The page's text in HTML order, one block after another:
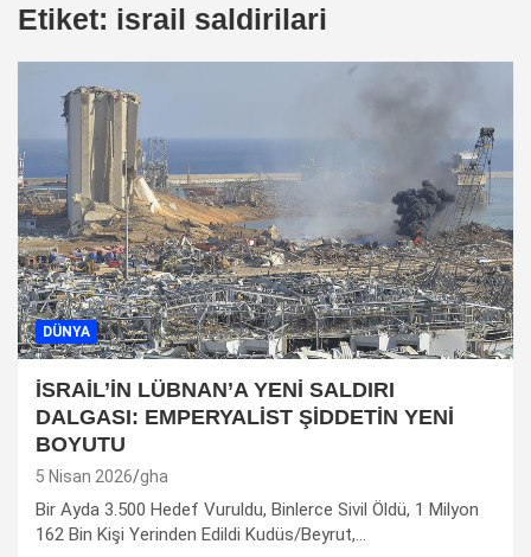
Etiket: israil saldirilari
DÜNYA
İSRAİL’İN LÜBNAN’A YENİ SALDIRI
DALGASI: EMPERYALİST ŞİDDETİN YENİ
BOYUTU
5 Nisan 2026 gha
Bir Ayda 3.500 Hedef Vuruldu, Binlerce Sivil Öldü, 1 Milyon
162 Bin Kişi Yerinden Edildi Kudüs/Beyrut,…